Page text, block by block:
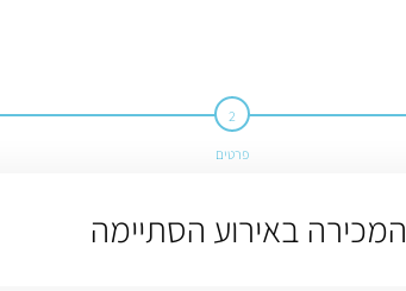
פרטים
המכירה באירוע הסתיימה